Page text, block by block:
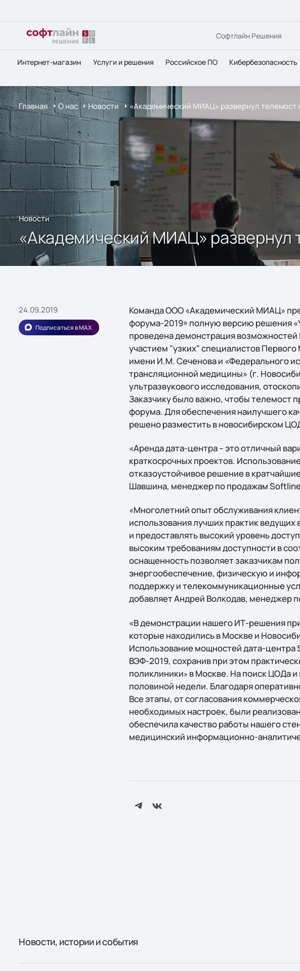
Софтлайн Решения
Интернет-магазин Услуги и решения Российское ПО Кибербезопасность
Главная О нас Новости «Академический МИАЦ» развернул телемост
Новости
«Академический МИАЦ» развернул
24.09.2019
Подписаться в MAX
Команда ООО «Академический МИАЦ»
форума-2019» полную версию решения
проведена демонстрация
участием "узких" специалистов
имени И.М. Сеченова и «Федерального
трансляционной медицины» (г.
ультразвукового исследования,
Заказчику было важно, чтобы телемост
форума. Для обеспечения наилучшего
решено разместить в новосибирском
«Аренда дата-центра – это отличный
краткосрочных проектов.
отказоустойчивое решение в
Шавшина, менеджер по продажам
«Многолетний опыт обслуживания
использования лучших практик
и предоставлять высокий уровень
высоким требованиям доступности в
оснащенность позволяет заказчикам
энергообеспечение, физическую и
поддержку и телекоммуникационные
добавляет Андрей Волкодав, менеджер
«В демонстрации нашего ИТ-решения
которые находились в Москве и
Использование мощностей дата-
ВЭФ-2019, сохранив при этом
поликлиники» в Москве. На поиск ЦОДа
половиной недели. Благодаря
Все этапы, от согласования
необходимых настроек, были
обеспечила качество работы нашего
медицинский информационно-
Новости, истории и события